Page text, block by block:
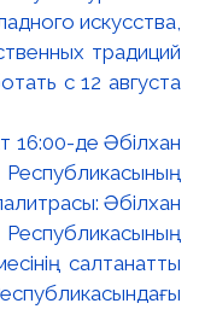
16:00-де Әбілхан
Әбілхан
салтанатты